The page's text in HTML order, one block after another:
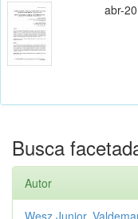
abr-
Busca
Autor
Wesz Junior,